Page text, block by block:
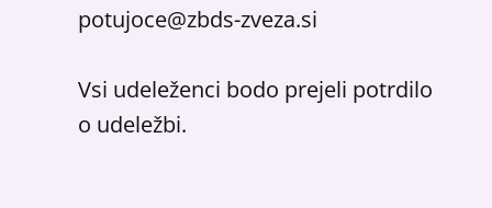
potujoce@zbds-zveza.si
Vsi udeleženci bodo prejeli potrdilo
o udeležbi.